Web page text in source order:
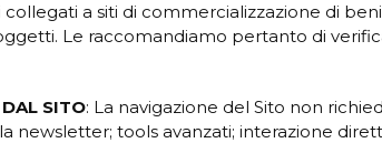
a siti di commercializzazione di
Le raccomandiamo pertanto di
SITO: La navigazione del Sito non
newsletter; tools avanzati; interazione